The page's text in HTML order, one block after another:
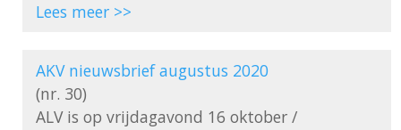
Lees meer >>
AKV nieuwsbrief augustus 2020
(nr. 30)
ALV is op vrijdagavond 16 oktober /